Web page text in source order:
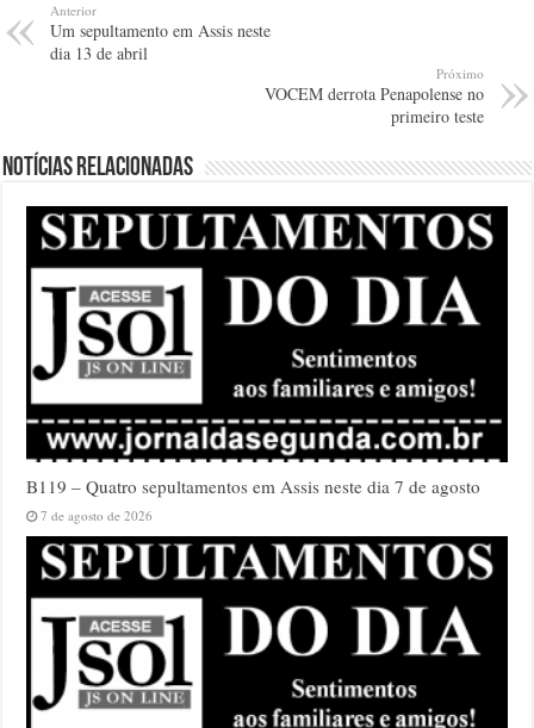
Anterior
Um sepultamento em Assis neste
dia 13 de abril
Próximo
VOCEM derrota Penapolense no
primeiro teste
Notícias relacionadas
B119 – Quatro sepultamentos em Assis neste dia 7 de agosto
7 de agosto de 2026